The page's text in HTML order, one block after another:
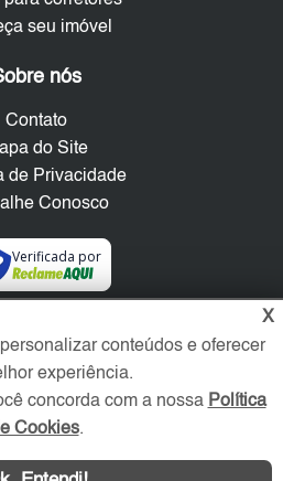
seu imóvel
nós
Contato
do Site
de Privacidade
Conosco
Verificada por
X
conteúdos e oferecer
experiência.
concorda com a nossa Política
Cookies.